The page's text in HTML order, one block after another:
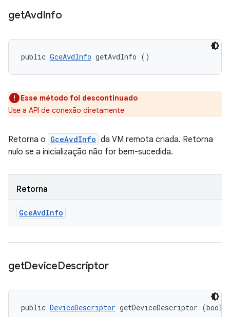
getAvdInfo
public GceAvdInfo getAvdInfo ()
Esse método foi descontinuado
Use a API de conexão diretamente
Retorna o GceAvdInfo da VM remota criada. Retorna
nulo se a inicialização não for bem-sucedida.
Retorna
GceAvdInfo
getDeviceDescriptor
public DeviceDescriptor getDeviceDescriptor